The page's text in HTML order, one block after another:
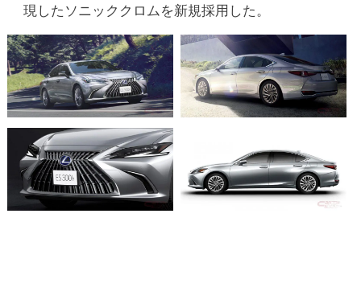
現したソニッククロムを新規採用した。